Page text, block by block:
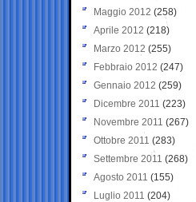
Maggio 2012 (258)
Aprile 2012 (218)
Marzo 2012 (255)
Febbraio 2012 (247)
Gennaio 2012 (259)
Dicembre 2011 (223)
Novembre 2011 (267)
Ottobre 2011 (283)
Settembre 2011 (268)
Agosto 2011 (155)
Luglio 2011 (204)